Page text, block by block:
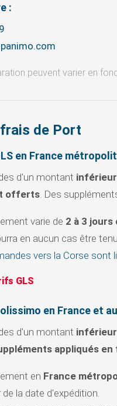
:
peuvent varier en
de Port
en France
d'un montant
offerts . Des
varie de 2 à 3 jours
en aucun cas être
vers la Corse sont
GLS
en France et
d'un montant
appliqués
en France
la date d'expédition.